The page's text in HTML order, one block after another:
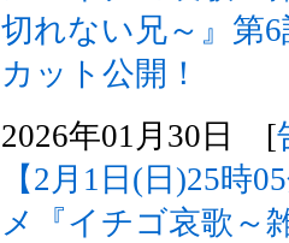
切れない兄～』第
カット公開！
2026年01月30日 [
【2月1日(日)25時
メ『イチゴ哀歌～